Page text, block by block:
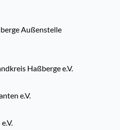
Außenstelle
Haßberge e.V.
e.V.